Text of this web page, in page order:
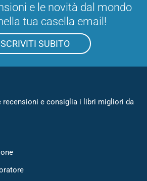
e le novità dal mondo
tua casella email!
SUBITO
recensioni e consiglia i libri migliori da